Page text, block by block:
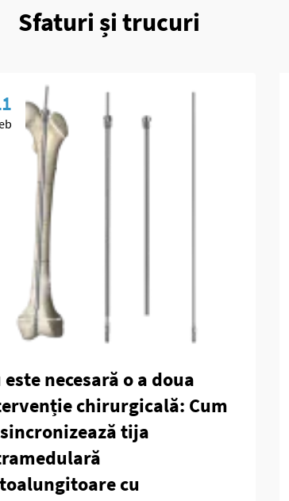
Sfaturi și trucuri
este necesară o a doua
chirurgicală: Cum
tija
cu